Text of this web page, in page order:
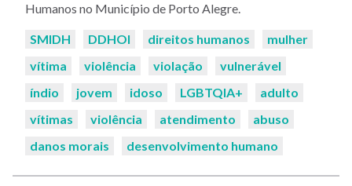
Humanos no Município de Porto Alegre.
Palavras-
SMIDH DDHOI direitos humanos
mulher
vítima
violência violação
vulnerável
índio
jovem idoso LGBTQIA+
adulto
vítimas
violência atendimento
abuso
danos morais
desenvolvimento humano